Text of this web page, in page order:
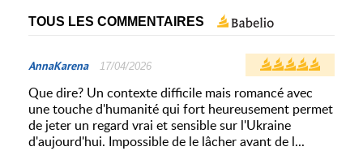
TOUS LES COMMENTAIRES
AnnaKarena 17/04/2026
Que dire? Un contexte difficile mais romancé avec
une touche d'humanité qui fort heureusement permet
de jeter un regard vrai et sensible sur l'Ukraine
d'aujourd'hui. Impossible de le lâcher avant de l...